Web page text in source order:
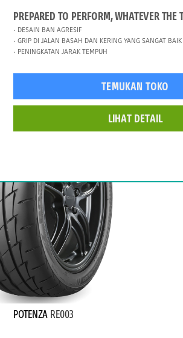
PREPARED TO PERFORM, WHATEVER THE
DESAIN BAN AGRESIF
GRIP DI JALAN BASAH DAN KERING YANG SANGAT BAIK
PENINGKATAN JARAK TEMPUH
TEMUKAN TOKO
LIHAT DETAIL
POTENZA RE003